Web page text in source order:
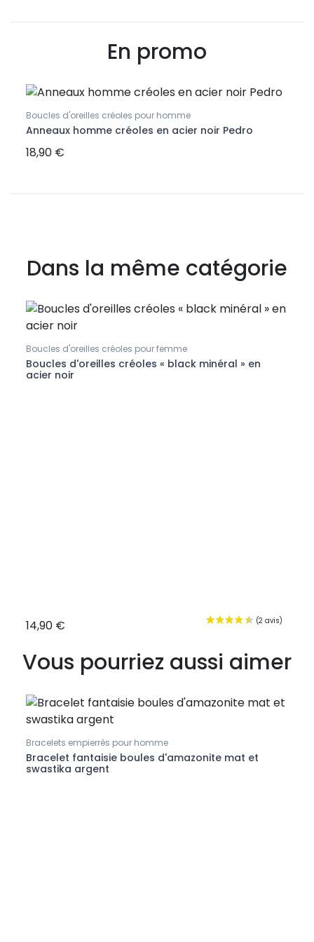
En promo
Boucles d'oreilles créoles pour homme
Anneaux homme créoles en acier noir Pedro
18,90 €
Dans la même catégorie
Boucles d'oreilles créoles pour femme
Boucles d'oreilles créoles « black minéral » en
acier noir
14,90 €
Vous pourriez aussi aimer
Bracelets empierrés pour homme
Bracelet fantaisie boules d'amazonite mat et
swastika argent